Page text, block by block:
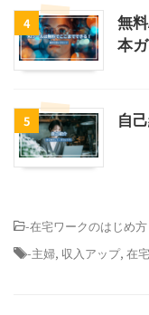
4
無
本
5 自
-在宅ワークのはじめ方
-主婦, 収入アップ, 在